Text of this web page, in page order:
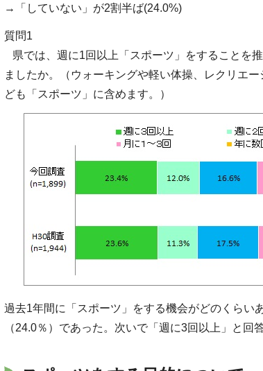
→「していない」が2割半ば(24.0%)
質問1
県では、週に1回以上「スポーツ」をすることを
ましたか。（ウォーキングや軽い体操、レクリエ
ども「スポーツ」に含めます。）
過去1年間に「スポーツ」をする機会がどのくらい
（24.0％）であった。次いで「週に3回以上」と回